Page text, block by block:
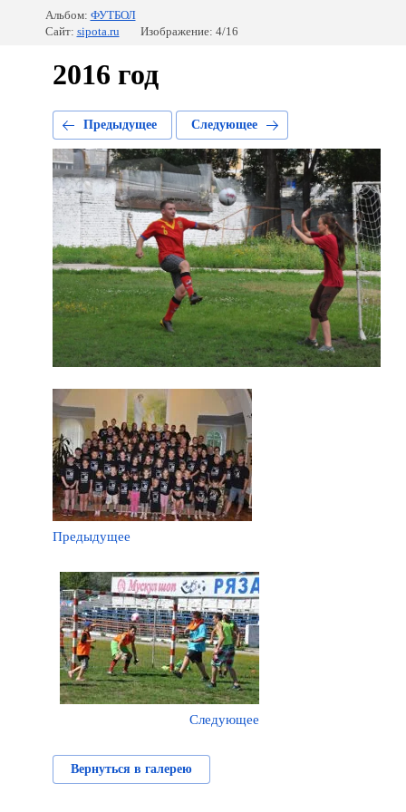
Альбом: ФУТБОЛ
Сайт: sipota.ru Изображение: 4/16
2016 год
Предыдущее Следующее
Предыдущее
Следующее
Вернуться в галерею